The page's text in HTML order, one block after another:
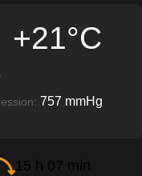
+21°C
757 mmHg
15 h 07 min